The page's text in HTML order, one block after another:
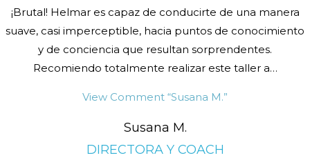
¡Brutal! Helmar es capaz de conducirte de una manera
suave, casi imperceptible, hacia puntos de conocimiento
y de conciencia que resultan sorprendentes.
Recomiendo totalmente realizar este taller a…
View Comment “Susana M.”
Susana M.
DIRECTORA Y COACH